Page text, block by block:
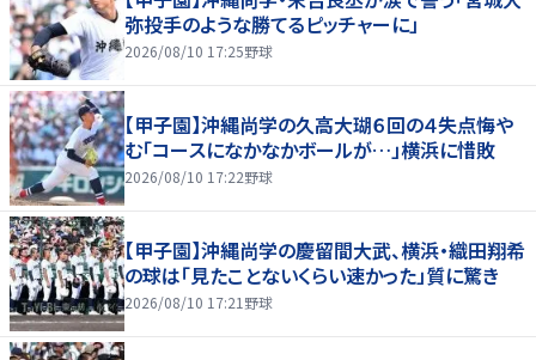
弥投手のような勝てるピッチャーに」
2026/08/10 17:25野球
【甲子園】沖縄尚学の久高大瑚６回の４失点悔や
む「コースになかなかボールが…」横浜に惜敗
2026/08/10 17:22野球
【甲子園】沖縄尚学の慶留間大武、横浜・織田翔希
の球は「見たことないくらい速かった」質に驚き
2026/08/10 17:21 野球